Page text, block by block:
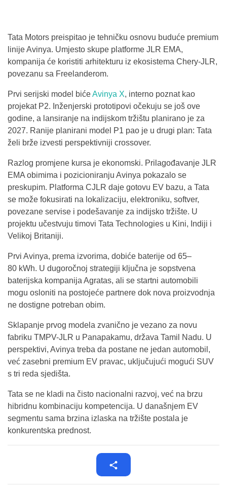
Tata Motors preispitao je tehničku osnovu buduće premium
linije Avinya. Umjesto skupe platforme JLR EMA,
kompanija će koristiti arhitekturu iz ekosistema Chery-JLR,
povezanu sa Freelanderom.
Prvi serijski model bićeAvinya X, interno poznat kao
projekat P2. Inženjerski prototipovi očekuju se još ove
godine, a lansiranje na indijskom tržištu planirano je za
2027. Ranije planirani model P1 pao je u drugi plan: Tata
želi brže izvesti perspektivniji crossover.
Razlog promjene kursa je ekonomski. Prilagođavanje JLR
EMA obimima i pozicioniranju Avinya pokazalo se
preskupim. Platforma CJLR daje gotovu EV bazu, a Tata
se može fokusirati na lokalizaciju, elektroniku, softver,
povezane servise i podešavanje za indijsko tržište. U
projektu učestvuju timovi Tata Technologies u Kini, Indiji i
Velikoj Britaniji.
Prvi Avinya, prema izvorima, dobiće baterije od 65–
80 kWh. U dugoročnoj strategiji ključna je sopstvena
baterijska kompanija Agratas, ali se startni automobili
mogu osloniti na postojeće partnere dok nova proizvodnja
ne dostigne potreban obim.
Sklapanje prvog modela zvanično je vezano za novu
fabriku TMPV-JLR u Panapakamu, država Tamil Nadu. U
perspektivi, Avinya treba da postane ne jedan automobil,
već zasebni premium EV pravac, uključujući mogući SUV
s tri reda sjedišta.
Tata se ne kladi na čisto nacionalni razvoj, već na brzu
hibridnu kombinaciju kompetencija. U današnjem EV
segmentu sama brzina izlaska na tržište postala je
konkurentska prednost.